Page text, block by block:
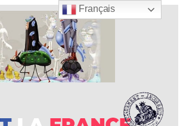
Français